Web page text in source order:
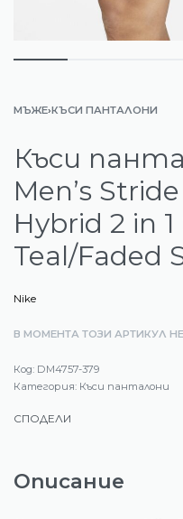
МЪЖЕ›КЪСИ ПАНТАЛОНИ
Къси
Men’s
Hybrid 2 in
Teal/Faded
Nike
В МОМЕНТА ТОЗИ АРТИКУЛ
DM4757-379
Категория: Къси панталони
СПОДЕЛИ
Описание